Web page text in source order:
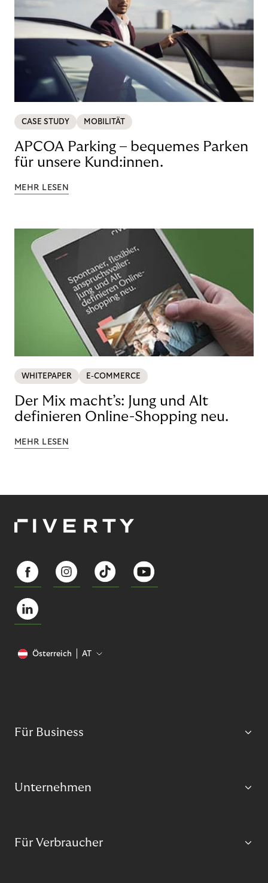
CASE STUDY MOBILITÄT
APCOA Parking – bequemes Parken
für unsere Kund:innen.
MEHR LESEN
WHITEPAPER E-COMMERCE
Der Mix macht’s: Jung und Alt
definieren Online-Shopping neu.
MEHR LESEN
Österreich AT
Für Business
Unternehmen
Für Verbraucher